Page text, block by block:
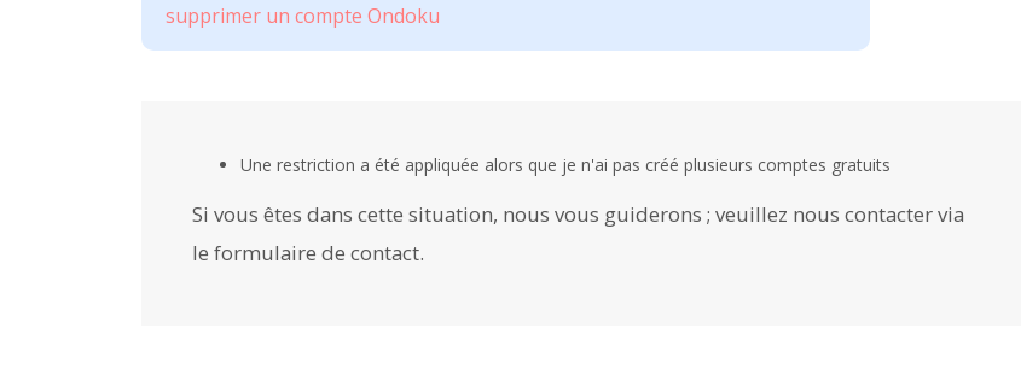
supprimer un compte Ondoku
Une restriction a été appliquée alors que je n'ai pas créé plusieurs comptes gratuits
Si vous êtes dans cette situation, nous vous guiderons ; veuillez nous contacter via
le formulaire de contact.